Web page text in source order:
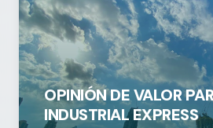
OPINIÓN DE VALOR
INDUSTRIAL EXPRESS